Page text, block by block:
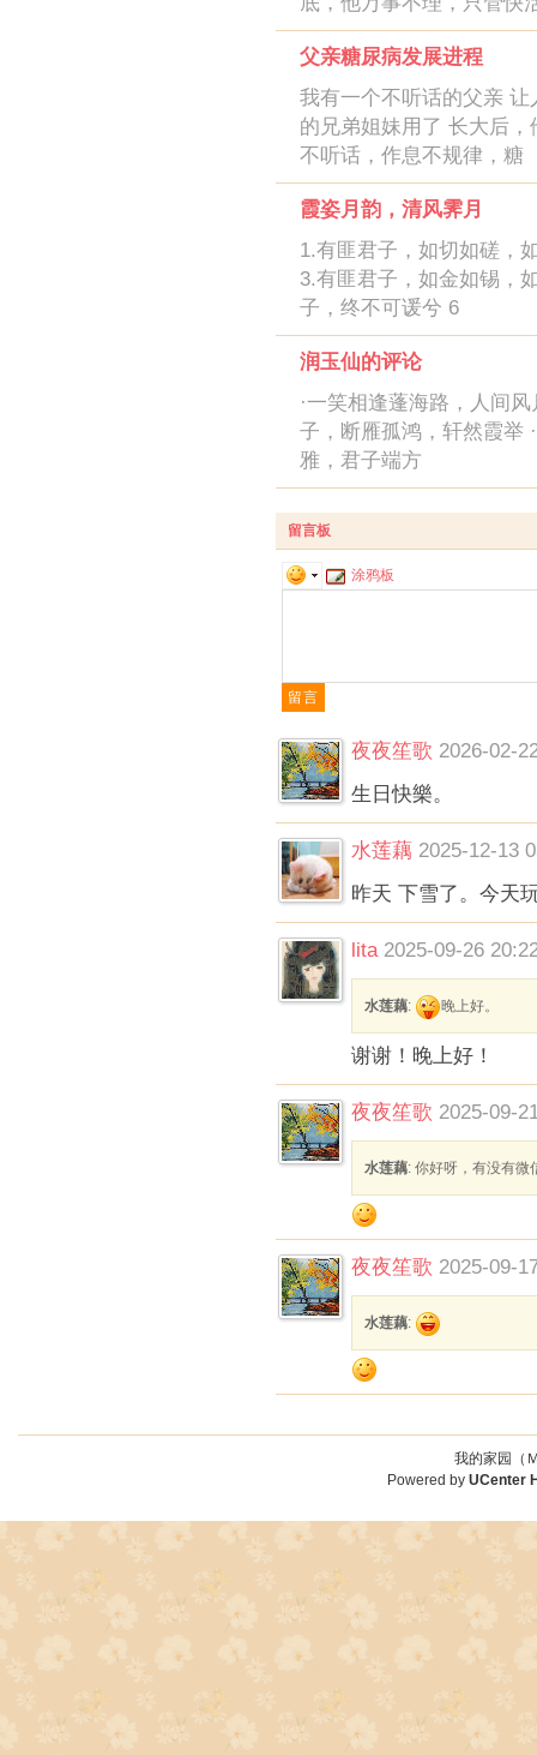
父亲糖尿病发展进程
我有一个不听话的父亲
的兄弟姐妹用了 长大后
不听话，作息不规律，糖
霞姿月韵，清风霁月
1.有匪君子，如切如磋，
3.有匪君子，如金如锡，
子，终不可谖兮 6
润玉仙的评论
·一笑相逢蓬海路，人间
子，断雁孤鸿，轩然霞举
雅，君子端方
留言板
涂鸦板
夜夜笙歌 2026-02-
生日快樂。
水莲藕 2025-12-13
昨天 下雪了。今天
lita 2025-09-26
水莲藕: 晚上好。
谢谢！晚上好！
夜夜笙歌 2025-09-
水莲藕: 你好呀，有没有微
夜夜笙歌 2025-09-
水莲藕:
我的家园（
Powered byUCenter